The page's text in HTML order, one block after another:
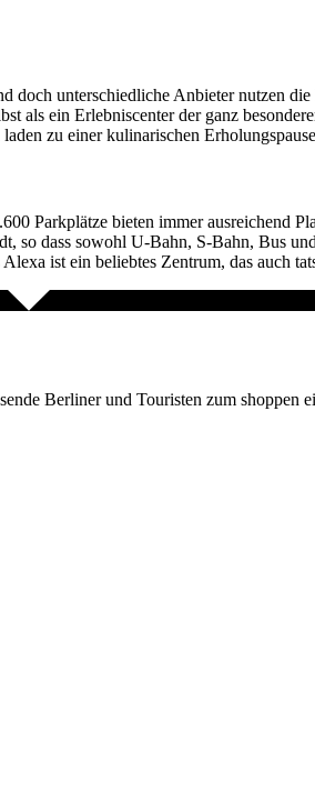
unterschiedliche Anbieter nutzen
als ein Erlebniscenter der ganz
zu einer kulinarischen
Parkplätze bieten immer ausreichend
dass sowohl U-Bahn, S-Bahn, Bus
ist ein beliebtes Zentrum, das auch
Berliner und Touristen zum shoppen